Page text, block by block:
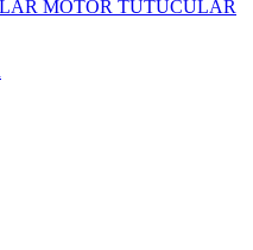
MOTOR TUTUCULAR